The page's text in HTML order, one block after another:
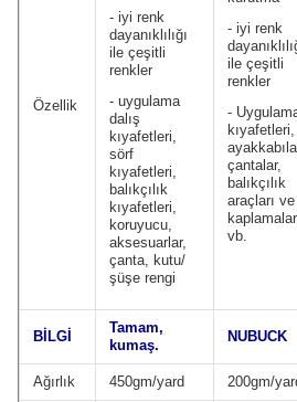
Özellik
- iyi renk
dayanıklılığı
ile çeşitli
renkler
- uygulama
dalış
kıyafetleri,
sörf
kıyafetleri,
balıkçılık
kıyafetleri,
koruyucu,
aksesuarlar,
çanta, kutu/
şüşe rengi
- iyi renk
ile çeşitli
renkler
-
kıyafetleri,
çantalar,
balıkçılık
araçları ve
kaplamalar
vb.
BİLGİ
Tamam,
kumaş.
NUBUCK
Ağırlık 450gm/yard 200gm/